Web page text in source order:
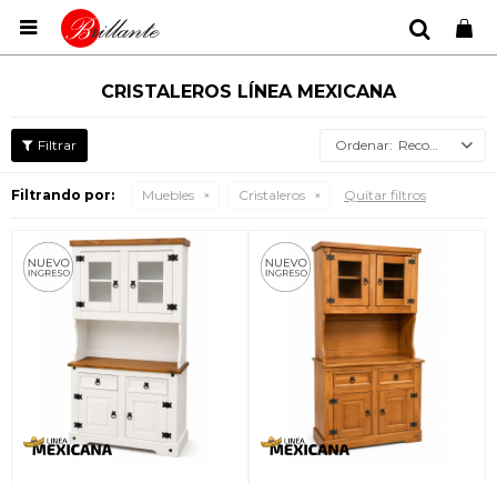

CRISTALEROS LÍNEA MEXICANA
Recomendados
Filtrando por: Muebles Cristaleros Quitar filtros